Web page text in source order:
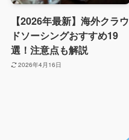
【2026年最新】海外クラウ
ドソーシングおすすめ19
選！注意点も解説
2026年4月16日